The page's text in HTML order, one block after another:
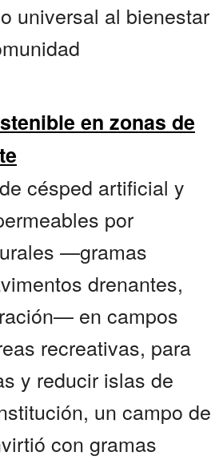
universal al bienestar
en zonas de
césped artificial y
por
—gramas
drenantes,
en campos
recreativas, para
y reducir islas de
un campo de
con gramas